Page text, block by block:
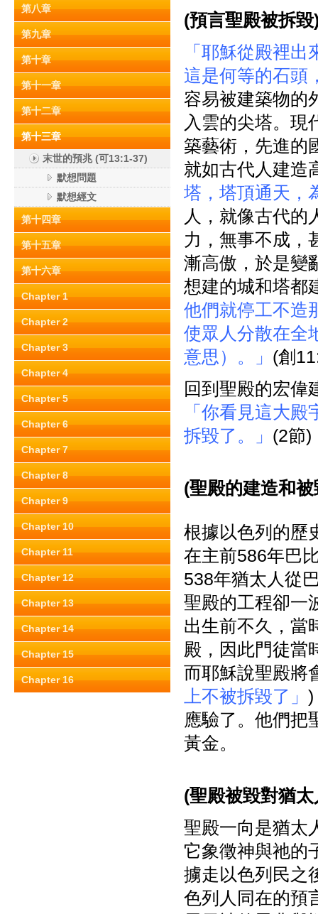
第八章
第九章
第十章
第十一章
第十二章
第十三章
末世的預兆 (可13:1-37)
默想問題
默想經文
第十四章
第十五章
第十六章
Chapter 1
Chapter 2
Chapter 3
Chapter 4
Chapter 5
Chapter 6
Chapter 7
Chapter 8
Chapter 9
Chapter 10
Chapter 11
Chapter 12
Chapter 13
Chapter 14
Chapter 15
Chapter 16
(預言聖殿被拆毀
「耶穌從殿裡
這是何等的石頭
容易被建築物的
入雲的尖塔。現
築藝術，先進的
就如古代人建造
塔，塔頂通天，
人，就像古代的
力，無事不成，
漸高傲，於是變
想建的城和塔都
他們就停工不造
使眾人分散在全
意思）。」 (創
回到聖殿的宏偉
「你看見這大
拆毀了。」 (2節)
(聖殿的建造和
根據以色列的歷
在主前586年巴
538年猶太人從
聖殿的工程卻一
出生前不久，當
殿，因此門徒當
而耶穌說聖殿將
上不被拆毀了」 )
應驗了。他們把
黃金。
(聖殿被毀對猶
聖殿一向是猶太
它象徵神與祂的
擄走以色列民之
色列人同在的預